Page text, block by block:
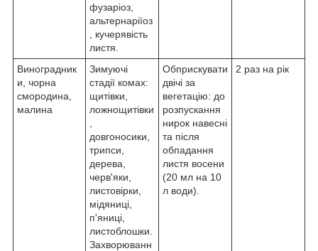
фузаріоз,
альтернаріїоз
, кучерявість
листя.
Виноградник
и, чорна
смородина,
малина
Зимуючі
стадії комах:
щитівки,
ложнощитівки
довгоносики,
трипси,
дерева,
черв'яки,
листовірки,
мідяниці,
п'яниці,
листоблошки.
Захворюванн
Обприскувати
двічі за
вегетацію: до
розпускання
нирок навесні
та після
обпадання
листя восени
(20 мл на 10
л води).
2 раз на рік